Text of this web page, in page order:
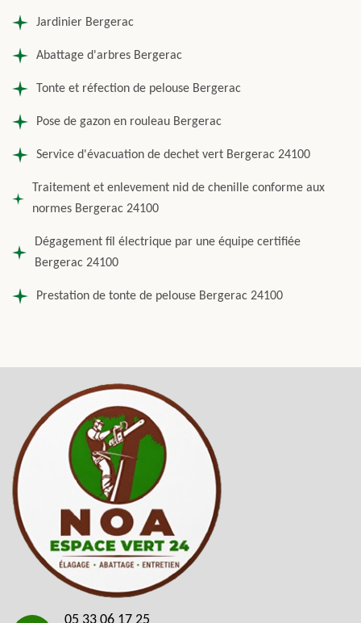
Jardinier Bergerac
Abattage d'arbres Bergerac
Tonte et réfection de pelouse Bergerac
Pose de gazon en rouleau Bergerac
Service d'évacuation de dechet vert Bergerac 24100
Traitement et enlevement nid de chenille conforme aux
normes Bergerac 24100
Dégagement fil électrique par une équipe certifiée
Bergerac 24100
Prestation de tonte de pelouse Bergerac 24100